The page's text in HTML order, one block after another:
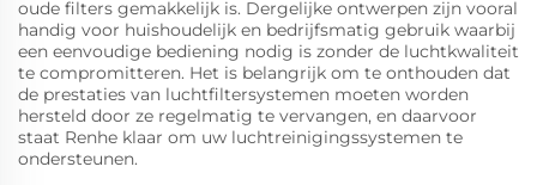
oude filters gemakkelijk is. Dergelijke ontwerpen zijn vooral
handig voor huishoudelijk en bedrijfsmatig gebruik waarbij
een eenvoudige bediening nodig is zonder de luchtkwaliteit
te compromitteren. Het is belangrijk om te onthouden dat
de prestaties van luchtfiltersystemen moeten worden
hersteld door ze regelmatig te vervangen, en daarvoor
staat Renhe klaar om uw luchtreinigingssystemen te
ondersteunen.